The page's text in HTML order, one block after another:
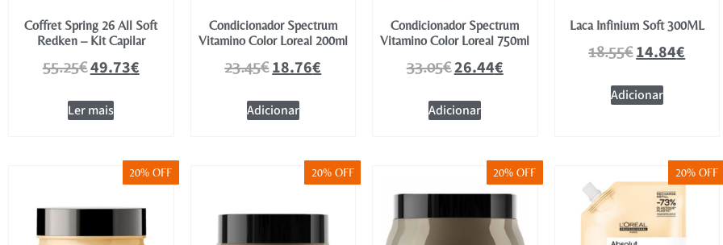
Coffret Spring 26 All Soft
Redken – Kit Capilar
55.25€49.73€
Ler mais
Condicionador Spectrum
Vitamino Color Loreal 200ml
23.45€18.76€
Adicionar
Condicionador Spectrum
Vitamino Color Loreal 750ml
33.05€26.44€
Adicionar
Laca Infinium Soft 300ML
18.55€14.84€
Adicionar
20% OFF 20% OFF 20% OFF 20% OFF